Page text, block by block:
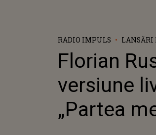
RADIO IMPULS LANSĂRI
Florian
versiune
„Partea